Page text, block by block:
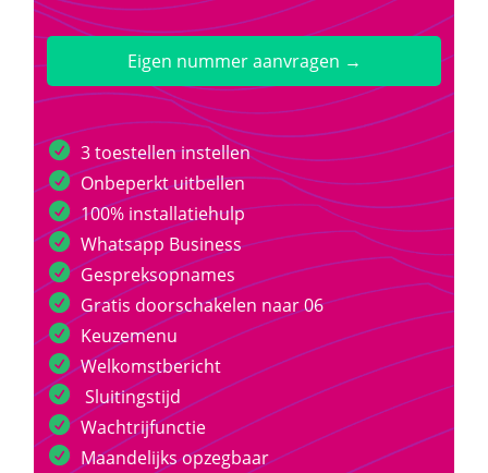
Eigen nummer aanvragen →
3 toestellen instellen
Onbeperkt uitbellen
100% installatiehulp
Whatsapp Business
Gespreksopnames
Gratis doorschakelen naar 06
Keuzemenu
Welkomstbericht
Sluitingstijd
Wachtrijfunctie
Maandelijks opzegbaar